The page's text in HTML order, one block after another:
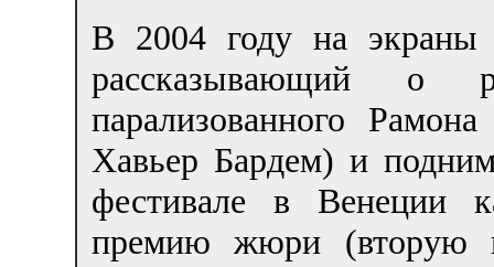
В 2004 году на
рассказывающий о
парализованного
Хавьер Бардем) и
фестивале в Венеции
премию жюри (вторую